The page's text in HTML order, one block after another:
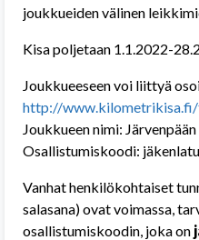
joukkueiden välinen
Kisa poljetaan 1.1.2022-
Joukkueeseen voi liittyä
http://
Joukkueen nimi:
Osallistumiskoodi:
Vanhat henkilökohtaiset
salasana) ovat voimassa,
osallistumiskoodin, joka on